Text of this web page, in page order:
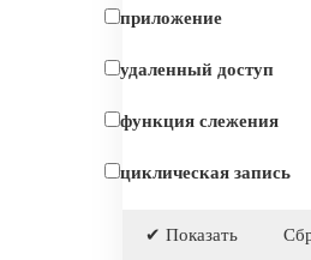
приложение
удаленный доступ
функция слежения
циклическая запись